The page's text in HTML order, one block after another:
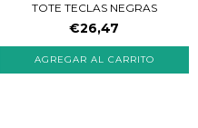
TOTE TECLAS NEGRAS
€26,47